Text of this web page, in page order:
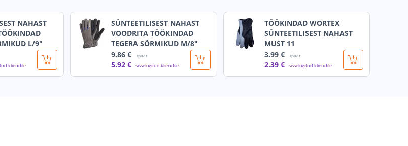
NAHAST
L/9"
kliendile
SÜNTEETILISEST NAHAST
VOODRITA TÖÖKINDAD
TEGERA SÕRMIKUD M/8"
9.86 € /paar
5.92 € sisselogitud kliendile
TÖÖKINDAD WORTEX
SÜNTEETILISEST NAHAST
MUST 11
3.99 € /paar
2.39 € sisselogitud kliendile